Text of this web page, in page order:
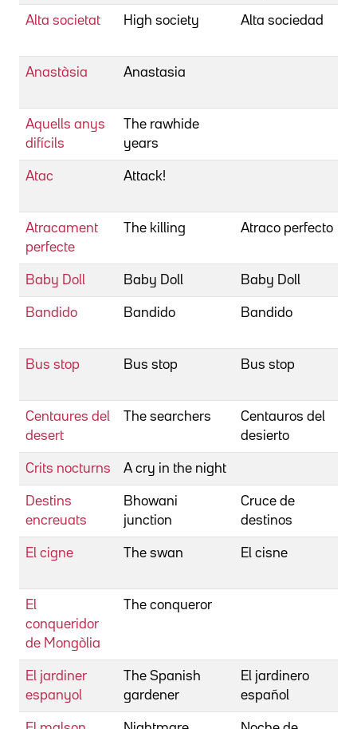
Alta societat High society Alta sociedad
Anastàsia Anastasia
Aquells anys
difícils
The rawhide
years
Atac Attack!
Atracament
perfecte
The killing Atraco perfecto
Baby Doll Baby Doll Baby Doll
Bandido Bandido Bandido
Bus stop Bus stop Bus stop
Centaures del
desert
The searchers
Centauros del
desierto
Crits nocturns A cry in the night
Destins
encreuats
Bhowani
junction
Cruce de
destinos
El cigne The swan El cisne
El
conqueridor
de Mongòlia
The conqueror
El jardiner
espanyol
The Spanish
gardener
El jardinero
español